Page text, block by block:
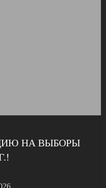
НА ВЫБОРЫ